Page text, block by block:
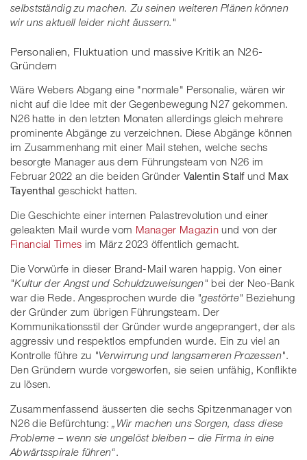
selbstständig zu machen. Zu seinen weiteren Plänen können
wir uns aktuell leider nicht äussern."
Personalien, Fluktuation und massive Kritik an N26-
Gründern
Wäre Webers Abgang eine "normale" Personalie, wären wir
nicht auf die Idee mit der Gegenbewegung N27 gekommen.
N26 hatte in den letzten Monaten allerdings gleich mehrere
prominente Abgänge zu verzeichnen. Diese Abgänge können
im Zusammenhang mit einer Mail stehen, welche sechs
besorgte Manager aus dem Führungsteam von N26 im
Februar 2022 an die beiden Gründer Valentin Stalfund Max
Tayenthal geschickt hatten.
Die Geschichte einer internen Palastrevolution und einer
geleakten Mail wurde vom Manager Magazin und von der
Financial Times im März 2023 öffentlich gemacht.
Die Vorwürfe in dieser Brand-Mail waren happig. Von einer
"Kultur der Angst und Schuldzuweisungen" bei der Neo-Bank
war die Rede. Angesprochen wurde die "gestörte" Beziehung
der Gründer zum übrigen Führungsteam. Der
Kommunikationsstil der Gründer wurde angeprangert, der als
aggressiv und respektlos empfunden wurde. Ein zu viel an
Kontrolle führe zu "Verwirrung und langsameren Prozessen".
Den Gründern wurde vorgeworfen, sie seien unfähig, Konflikte
zu lösen.
Zusammenfassend äusserten die sechs Spitzenmanager von
N26 die Befürchtung:„Wir machen uns Sorgen, dass diese
Probleme – wenn sie ungelöst bleiben – die Firma in eine
Abwärtsspirale führen“.